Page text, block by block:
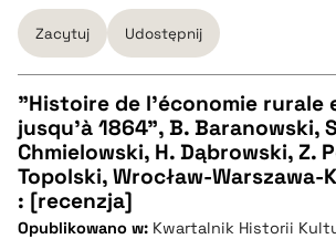
Zacytuj Udostępnij
CZYSTY TEKST
pobierz cytat
"Histoire de l'économie rurale
jusqu'à 1864", B. Baranowski,
Chmielowski, H. Dąbrowski, Z.
Topolski, Wrocław-Warszawa-
: [recenzja]
Opublikowano w: Kwartalnik Historii